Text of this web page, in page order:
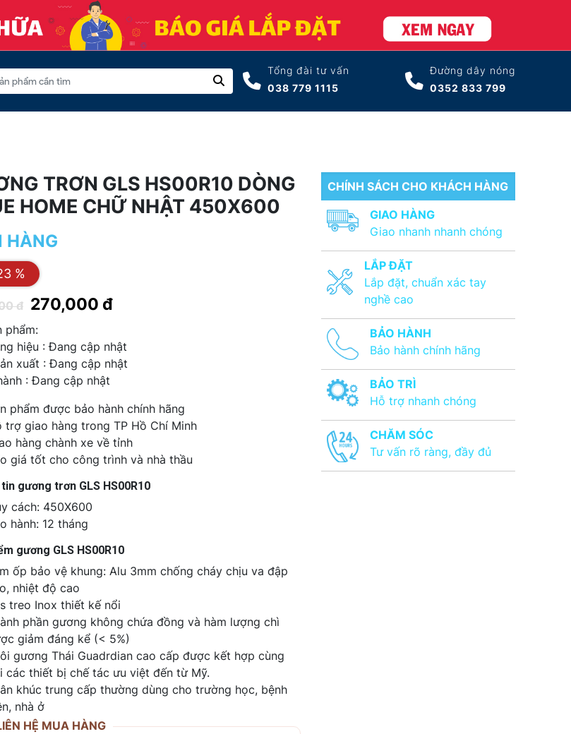
Tổng đài tư vấn
038 779 1115
Đường dây nóng
0352 833 799
TRƠN GLS HS00R10 DÒNG
HOME CHỮ NHẬT 450X600
HÀNG
%
đ 270,000 đ
phẩm:
hiệu : Đang cập nhật
xuất : Đang cập nhật
: Đang cập nhật
phẩm được bảo hành chính hãng
trợ giao hàng trong TP Hồ Chí Minh
hàng chành xe về tỉnh
giá tốt cho công trình và nhà thầu
gương trơn GLS HS00R10
cách: 450X600
hành: 12 tháng
gương GLS HS00R10
ốp bảo vệ khung: Alu 3mm chống cháy chịu va đập
nhiệt độ cao
treo Inox thiết kế nổi
phần gương không chứa đồng và hàm lượng chì
giảm đáng kể (< 5%)
gương Thái Guadrdian cao cấp được kết hợp cùng
các thiết bị chế tác ưu việt đến từ Mỹ.
khúc trung cấp thường dùng cho trường học, bệnh
nhà ở
HỆ MUA HÀNG
CHÍNH SÁCH CHO KHÁCH HÀNG
GIAO HÀNG
Giao nhanh nhanh chóng
LẮP ĐẶT
Lắp đặt, chuẩn xác tay
nghề cao
BẢO HÀNH
Bảo hành chính hãng
BẢO TRÌ
Hỗ trợ nhanh chóng
CHĂM SÓC
Tư vấn rõ ràng, đầy đủ